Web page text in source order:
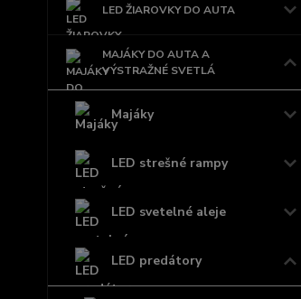
LED ŽIAROVKY DO AUTA
MAJÁKY DO AUTA A
VÝSTRAŽNÉ SVETLÁ
Majáky
LED strešné rampy
LED svetelné aleje
LED predátory